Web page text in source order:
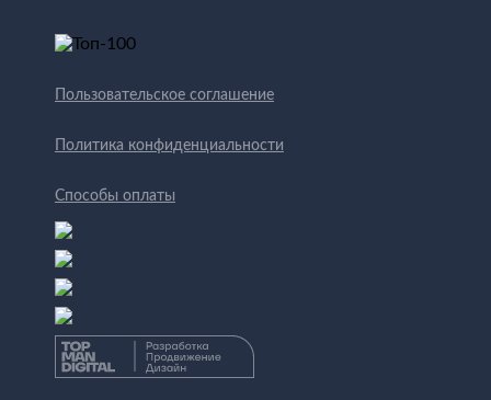
Пользовательское соглашение
Политика конфиденциальности
Способы оплаты